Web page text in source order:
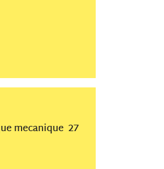
mecanique 27